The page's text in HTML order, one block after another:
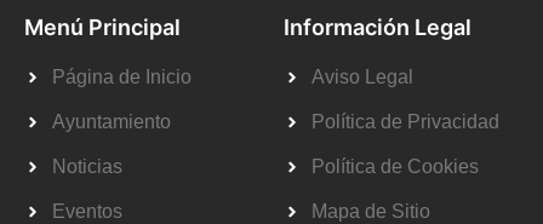
Menú Principal
Página de Inicio
Ayuntamiento
Noticias
Eventos
Información Legal
Aviso Legal
Política de Privacidad
Política de Cookies
Mapa de Sitio